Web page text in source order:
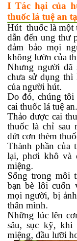
I Tác hại của
thuốc lá tuệ an
Hút thuốc là một
dẫn đến ung thư
đảm bảo mọi
không lườn của
Nhưng người
chưa sử dụng
của người hút.
Do đó, chúng tôi
cai thuốc lá tuệ an.
Thảo dược cai
thuốc là chỉ sau
dứt cơn thèm
Thành phần của
lại, phơi khô và
miệng.
Sống trong môi
bạn bè lôi cuốn
mọi người, bị
thân mình.
Những lúc lên
sâu, sục kỹ, khi
miệng, đầu lưỡi